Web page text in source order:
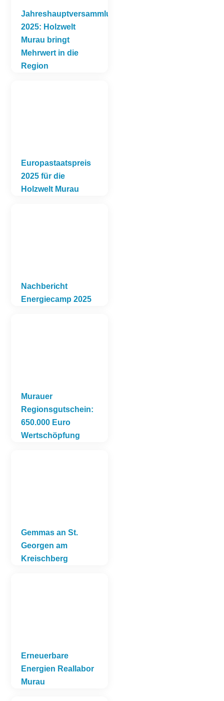
Jahreshauptversammlung
2025: Holzwelt
Murau bringt
Mehrwert in die
Region
Europastaatspreis
2025 für die
Holzwelt Murau
Nachbericht
Energiecamp 2025
Murauer
Regionsgutschein:
650.000 Euro
Wertschöpfung
Gemmas an St.
Georgen am
Kreischberg
Erneuerbare
Energien Reallabor
Murau